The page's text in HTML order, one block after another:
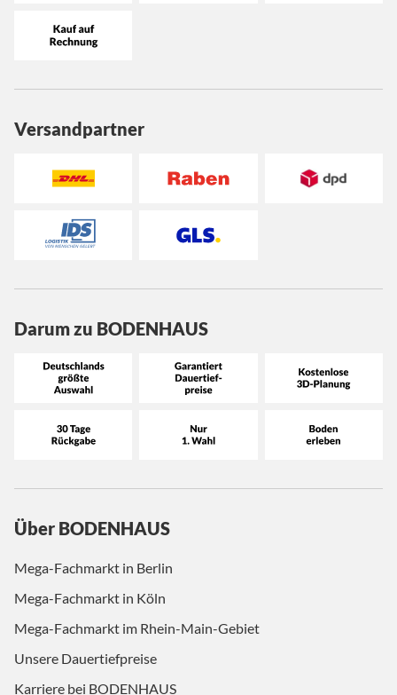
Versandpartner
Darum zu BODENHAUS
Über BODENHAUS
Mega-Fachmarkt in Berlin
Mega-Fachmarkt in Köln
Mega-Fachmarkt im Rhein-Main-Gebiet
Unsere Dauertiefpreise
Karriere bei BODENHAUS